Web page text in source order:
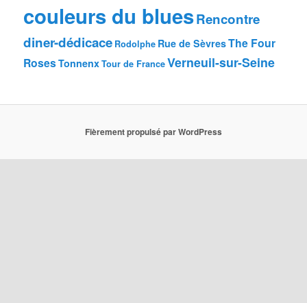
couleurs du bluesRencontre
diner-dédicace Rodolphe Rue de SèvresThe Four
RosesTonnenxTour de FranceVerneuil-sur-Seine
Fièrement propulsé par WordPress